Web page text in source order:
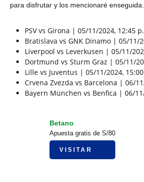
para disfrutar y los mencionaré enseguida.
PSV vs Girona | 05/11/2024, 12:45
Bratislava vs GNK Dinamo | 05/11/
Liverpool vs Leverkusen | 05/11/
Dortmund vs Sturm Graz | 05/11/
Lille vs Juventus | 05/11/2024,
Crvena Zvezda vs Barcelona | 06/
Bayern München vs Benfica | 06/
Betano
Apuesta gratis de S/80
VISITAR